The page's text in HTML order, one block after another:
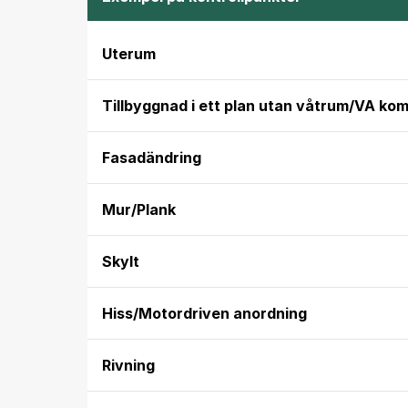
Uterum
Tillbyggnad i ett plan utan våtrum/VA
Fasadändring
Mur/Plank
Skylt
Hiss/Motordriven anordning
Rivning